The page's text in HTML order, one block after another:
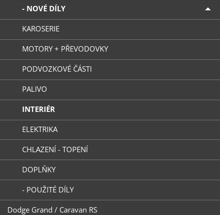
- NOVÉ DÍLY
KAROSERIE
MOTORY + PŘEVODOVKY
PODVOZKOVÉ ČÁSTI
PALIVO
INTERIÉR
ELEKTRIKA
CHLAZENÍ - TOPENÍ
DOPLŇKY
- POUŽITÉ DÍLY
Dodge Grand / Caravan RS